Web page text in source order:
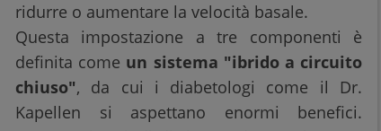
ridurre o aumentare la velocità basale.
Questa impostazione a tre componenti è
definita come un sistema "ibrido a circuito
chiuso", da cui i diabetologi come il Dr.
Kapellen si aspettano enormi benefici.